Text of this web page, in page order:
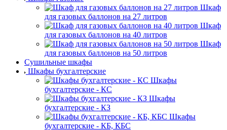
Шкаф
для газовых баллонов на 27 литров
Шкаф
для газовых баллонов на 40 литров
Шкаф
для газовых баллонов на 50 литров
Сушильные шкафы
Шкафы бухгалтерские
Шкафы
бухгалтерские - КС
Шкафы
бухгалтерские - КЗ
Шкафы
бухгалтерские - КБ, КБС